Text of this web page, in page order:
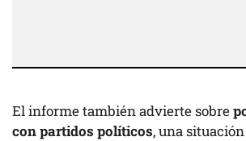
El informe también advierte sobre
con partidos políticos, una